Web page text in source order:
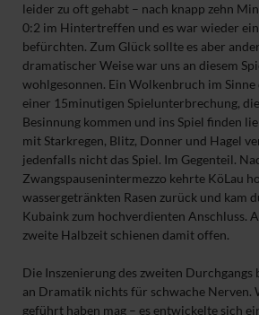
leider zu oft gehabt – nach knapp zehn
0:2 im Hintertreffen und es war wieder
befürchten. Zum Glück sollte es aber
dramatischer Weise war uns an diesem
wohlgesonnen. Ein Wolkenbruch im Sinne
einer 15minutigen Spielunterbrechung,
Besinnung kommen und ins Spiel finden
mit Starkregen, Blitz, Donner und Hagel
jedenfalls nicht das Spiel. Im Gegenteil.
Zwangspausenintermezzo kehrte KöLau
wassergetränkten Rasen zurück und kam
Kubaink zum hochverdienten Anschluss.
zweite Halbzeit schienen damit offen.
Die Inszenierung des zweiten
an Dramatik nichts für schwache Nerven.
geführt haben mag – es entwickelte sich